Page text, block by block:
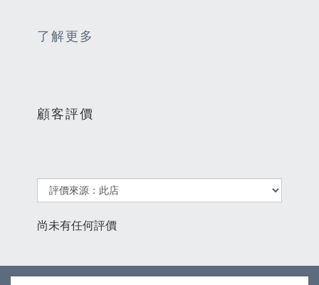
了解更多
顧客評價
尚未有任何評價